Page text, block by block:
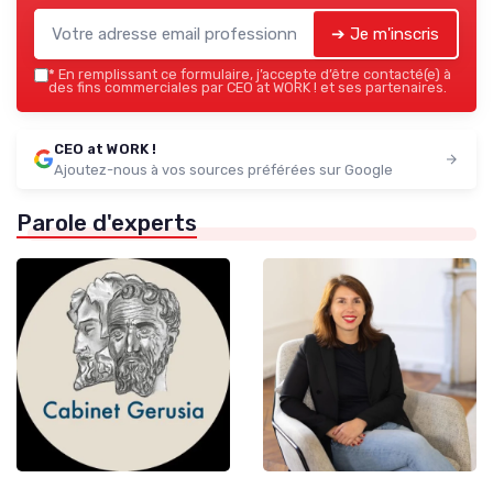
➔ Je m'inscris
* En remplissant ce formulaire, j’accepte d’être contacté(e) à
des fins commerciales par CEO at WORK ! et ses partenaires.
CEO at WORK !
Ajoutez-nous à vos sources préférées sur Google
Parole d'experts